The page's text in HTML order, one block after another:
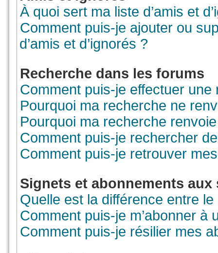
À quoi sert ma liste d’amis et
Comment puis-je ajouter ou
d’amis et d’ignorés ?
Recherche dans les forums
Comment puis-je effectuer
Pourquoi ma recherche ne
Pourquoi ma recherche
Comment puis-je rechercher
Comment puis-je retrouver
Signets et abonnements aux
Quelle est la différence entre
Comment puis-je m’abonner
Comment puis-je résilier mes